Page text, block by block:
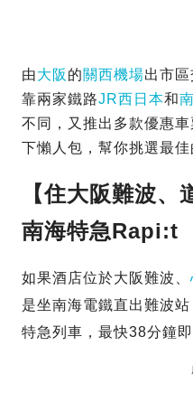
由大阪 的關西機場出市
靠兩家鐵路JR西日本和
不同，又推出多款優惠
下懶人包，幫你挑選最
【住大阪難波
南海特急Rapi:t
如果酒店位於大阪難波、
是坐南海電鐵直出難波
特急列車，最快38分鐘即